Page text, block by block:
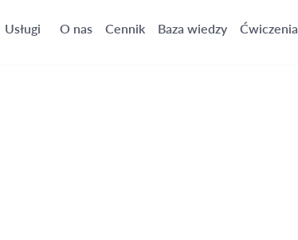
Usługi O nas Cennik Baza wiedzy Ćwiczenia